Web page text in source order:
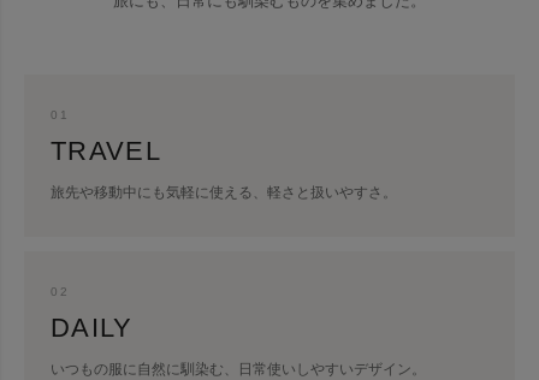
01
TRAVEL
旅先や移動中にも気軽に使える、軽さと扱いやすさ。
02
DAILY
いつもの服に自然に馴染む、日常使いしやすいデザイン。